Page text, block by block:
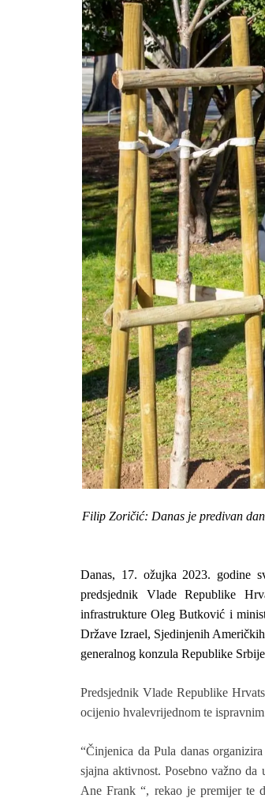
Filip Zoričić: Danas je predivan
Danas, 17. ožujka 2023. godine
predsjednik Vlade Republike
infrastrukture Oleg Butković i
Države Izrael, Sjedinjenih
generalnog konzula Republike
Predsjednik Vlade Republike
ocijenio hvalevrijednom te
“Činjenica da Pula danas
sjajna aktivnost. Posebno važno
Ane Frank “, rekao je premijer te